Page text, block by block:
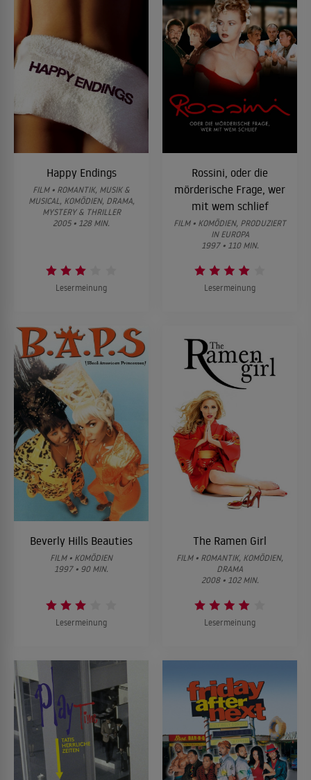
Happy Endings
FILM • ROMANTIK, MUSIK &
MUSICAL, KOMÖDIEN, DRAMA,
MYSTERY & THRILLER
2005 • 128 MIN.
Lesermeinung
Rossini, oder die
mörderische Frage, wer
mit wem schlief
FILM • KOMÖDIEN, PRODUZIERT
IN EUROPA
1997 • 110 MIN.
Lesermeinung
Beverly Hills Beauties
FILM • KOMÖDIEN
1997 • 90 MIN.
Lesermeinung
The Ramen Girl
FILM • ROMANTIK, KOMÖDIEN,
DRAMA
2008 • 102 MIN.
Lesermeinung